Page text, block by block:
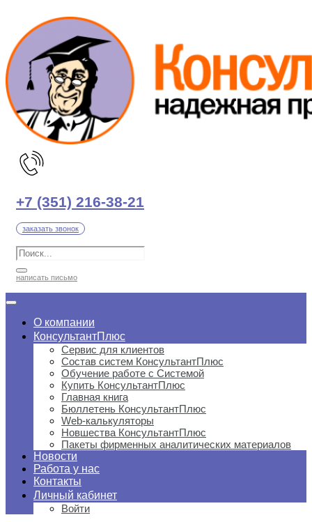
содержимому
+7 (351) 216-38-21
заказать звонок
написать письмо
О компании
КонсультантПлюс
Сервис для клиентов
Состав систем КонсультантПлюс
Обучение работе с Системой
Купить КонсультантПлюс
Главная книга
Бюллетень КонсультантПлюс
Web-калькуляторы
Новшества КонсультантПлюс
Пакеты фирменных аналитических материалов
Новости
Работа у нас
Контакты
Личный кабинет
Войти